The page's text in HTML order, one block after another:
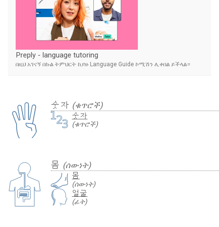
숫자 (ቁጥሮች)
숫자
(ቁጥሮች)
몸 (ሰውነት)
몸
(ሰውነት)
얼굴
(ፊት)
Preply - language tutoring
በዚህ አገናኝ በኩል ትምህርት ከያዙ Language Guide ኮሚሽን ሊቀበል ይችላል።